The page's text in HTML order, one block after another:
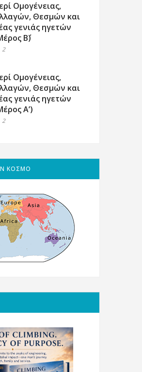
Ομογένειας,
Θεσμών και
γενιάς ηγετών
Β΄)
2
Ομογένειας,
Θεσμών και
γενιάς ηγετών
Α’)
2
ΚΟΣΜΟ